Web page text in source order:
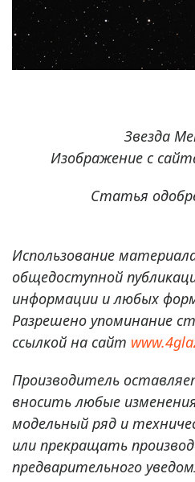
Звезда
Изображение с
Статья
Использование
общедоступной
информации и любых
Разрешено упоминание
ссылкой на сайт
Производитель
вносить любые
модельный ряд и
или прекращать
предварительного